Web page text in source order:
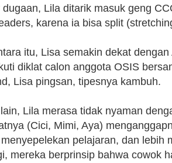
dugaan, Lila ditarik masuk geng
karena ia bisa split
itu, Lisa semakin dekat
diklat calon anggota OSIS
Lisa pingsan, tipesnya kambuh.
Lila merasa tidak nyaman
(Cici, Mimi, Aya)
pelajaran, dan lebih
mereka berprinsip bahwa cowok